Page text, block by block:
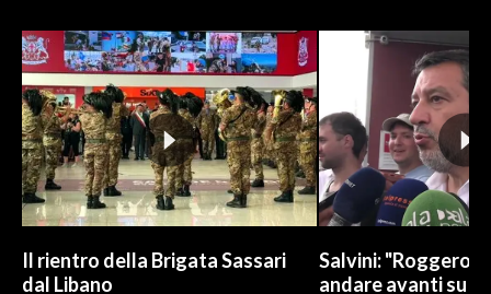
SPIAGGE
STORE
Il rientro della Brigata Sassari
dal Libano
Salvini: "Roggero
andare avanti su